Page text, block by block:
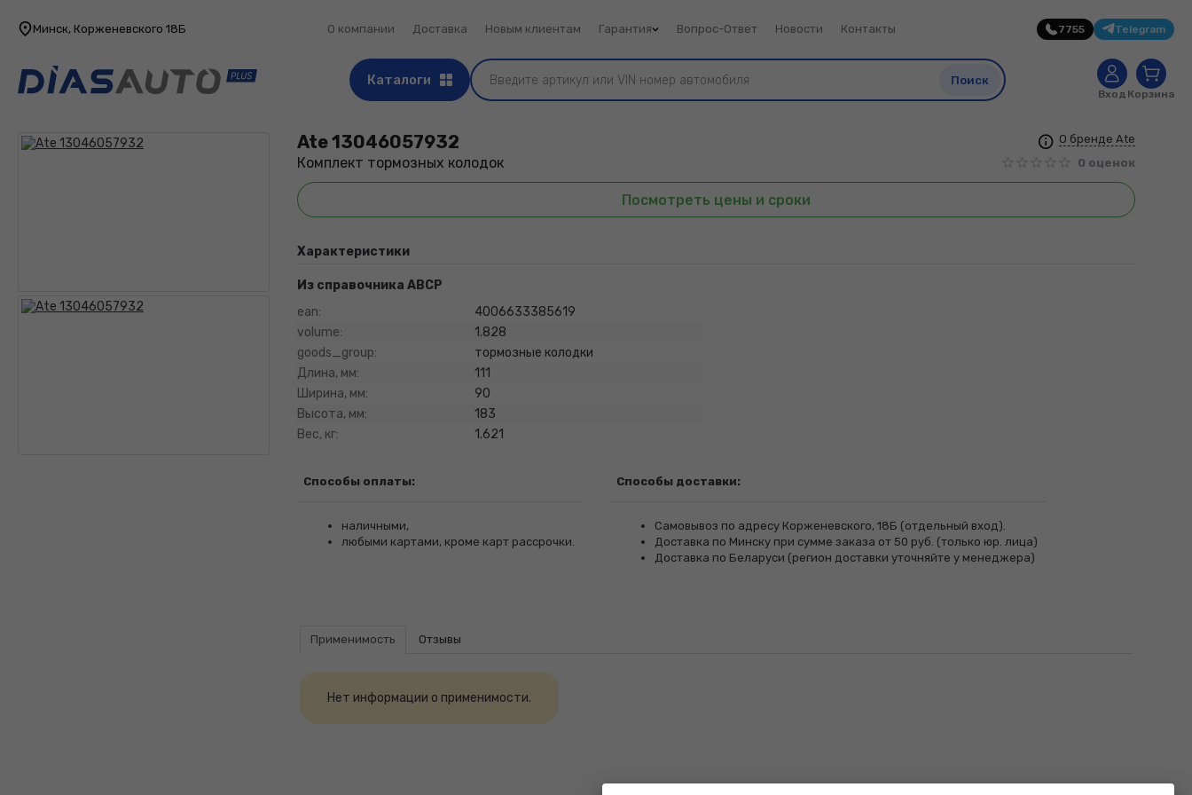
Минск, Корженевского 18Б О компании Доставка Новым клиентам Гарантия Вопрос-Ответ Новости Контакты 7755 Telegram
Каталоги Поиск
Вход
0
Корзина
О бренде Ate
0 оценок
Ate13046057932
Комплект тормозных колодок
Посмотреть цены и сроки
Характеристики
Из справочника ABCP
ean:
4006633385619
volume:
1.828
goods_group:
тормозные колодки
Длина, мм:
111
Ширина, мм:
90
Высота, мм:
183
Вес, кг:
1.621
Способы оплаты:
наличными,
любыми картами, кроме карт рассрочки.
Способы доставки:
Самовывоз по адресу Корженевского, 18Б (отдельный вход).
Доставка по Минску при сумме заказа от 50 руб. (только юр. лица)
Доставка по Беларуси (регион доставки уточняйте у менеджера)
Применимость Отзывы
Нет информации о применимости.